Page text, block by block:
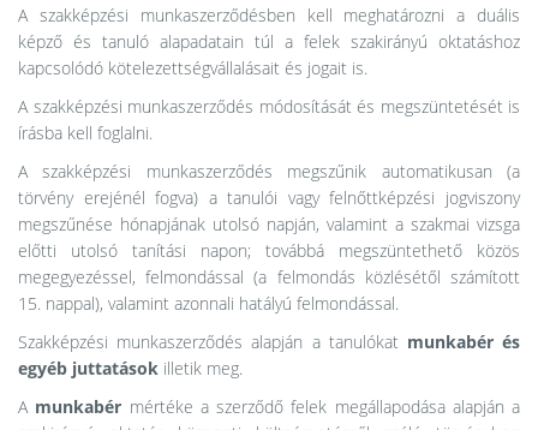
A szakképzési munkaszerződésben kell meghatározni a duális
képző és tanuló alapadatain túl a felek szakirányú oktatáshoz
kapcsolódó kötelezettségvállalásait és jogait is.
A szakképzési munkaszerződés módosítását és megszüntetését is
írásba kell foglalni.
A szakképzési munkaszerződés megszűnik automatikusan (a
törvény erejénél fogva) a tanulói vagy felnőttképzési jogviszony
megszűnése hónapjának utolsó napján, valamint a szakmai vizsga
előtti utolsó tanítási napon; továbbá megszüntethető közös
megegyezéssel, felmondással (a felmondás közlésétől számított
15. nappal), valamint azonnali hatályú felmondással.
Szakképzési munkaszerződés alapján a tanulókat munkabér és
egyéb juttatások illetik meg.
A munkabér mértéke a szerződő felek megállapodása alapján a